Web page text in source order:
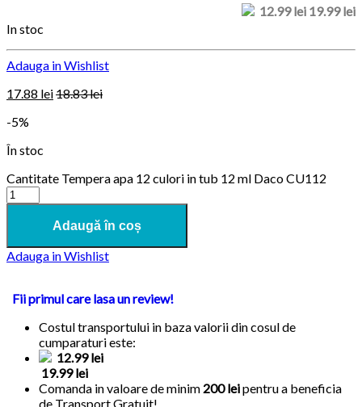
In stoc
19.99 lei
12.99 lei
Adauga in Wishlist
17.88 lei18.83lei
-5%
În stoc
Cantitate Tempera apa 12 culori in tub 12 ml Daco CU112
Adaugă în coș
Adauga in Wishlist
Fii primul care lasa un review!
Costul transportului in baza valorii din cosul de
cumparaturi este:
12.99 lei
19.99 lei
Comanda in valoare de minim 200 leipentru a beneficia
de Transport Gratuit!